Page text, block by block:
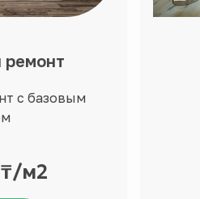
ремонт
с базовым
м2